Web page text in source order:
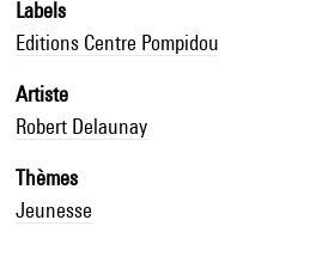
Labels
Editions Centre Pompidou
Artiste
Robert Delaunay
Thèmes
Jeunesse